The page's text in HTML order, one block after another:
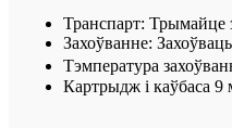
Транспарт: Трымайце
Захоўванне:
Тэмпература
Картрыдж і каўбаса 9